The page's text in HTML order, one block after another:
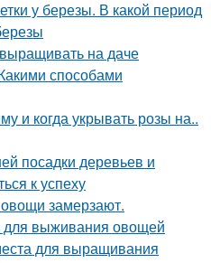
у березы. В какой период
на даче
способами
и когда укрывать розы на..
посадки деревьев и
к успеху
замерзают.
выживания овощей
для выращивания